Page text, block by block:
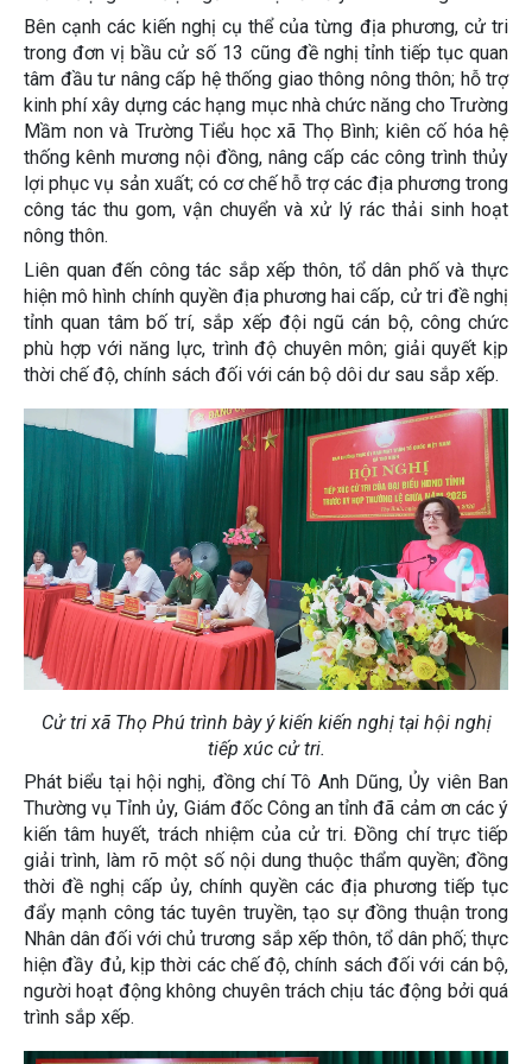
Bên cạnh các kiến nghị cụ thể của từng địa phương, cử tri
trong đơn vị bầu cử số 13 cũng đề nghị tỉnh tiếp tục quan
tâm đầu tư nâng cấp hệ thống giao thông nông thôn; hỗ trợ
kinh phí xây dựng các hạng mục nhà chức năng cho Trường
Mầm non và Trường Tiểu học xã Thọ Bình; kiên cố hóa hệ
thống kênh mương nội đồng, nâng cấp các công trình thủy
lợi phục vụ sản xuất; có cơ chế hỗ trợ các địa phương trong
công tác thu gom, vận chuyển và xử lý rác thải sinh hoạt
nông thôn.
Liên quan đến công tác sắp xếp thôn, tổ dân phố và thực
hiện mô hình chính quyền địa phương hai cấp, cử tri đề nghị
tỉnh quan tâm bố trí, sắp xếp đội ngũ cán bộ, công chức
phù hợp với năng lực, trình độ chuyên môn; giải quyết kịp
thời chế độ, chính sách đối với cán bộ dôi dư sau sắp xếp.
Cử tri xã Thọ Phú trình bày ý kiến kiến nghị tại hội nghị
tiếp xúc cử tri.
Phát biểu tại hội nghị, đồng chí Tô Anh Dũng, Ủy viên Ban
Thường vụ Tỉnh ủy, Giám đốc Công an tỉnh đã cảm ơn các ý
kiến tâm huyết, trách nhiệm của cử tri. Đồng chí trực tiếp
giải trình, làm rõ một số nội dung thuộc thẩm quyền; đồng
thời đề nghị cấp ủy, chính quyền các địa phương tiếp tục
đẩy mạnh công tác tuyên truyền, tạo sự đồng thuận trong
Nhân dân đối với chủ trương sắp xếp thôn, tổ dân phố; thực
hiện đầy đủ, kịp thời các chế độ, chính sách đối với cán bộ,
người hoạt động không chuyên trách chịu tác động bởi quá
trình sắp xếp.
Trung tâm Cung ứng dịch vụ công xã Thọ Bình phối hợp với Công
ty Cổ phần Đông Sơn VINA tổ chức động
Xã Thọ Bình tổ chức Lễ ra mắt mô hình “Chung tay, đồng hành,
giúp đỡ người chấp hành xong án phạt
SÔI NỔI LỄ KHAI MẠC GIẢI BÓNG ĐÁ THIẾU NIÊN XÃ THỌ BÌNH LẦN
THỨ NHẤT HÈ NĂM 2026
UBND XÃ THỌ BÌNH TỔ CHỨC HỘI NGHỊ ĐỐI THOẠI VỚI CÁC HỘ
DÂN CÓ ĐẤT THU HỒI THỰC HIỆN DỰ ÁN ĐƯỜNG NỐI
Đoàn giám sát số 174 của Ủy ban MTTQ tỉnh giám sát việc thực